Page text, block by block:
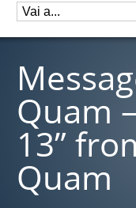
Quam
13”
Quam